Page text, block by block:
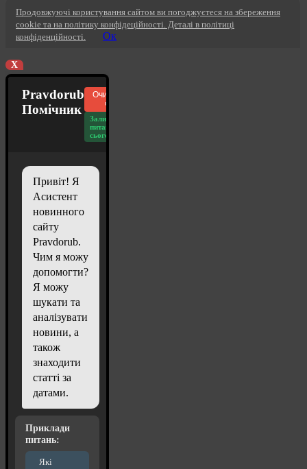
Продовжуючі користування сайтом ви погоджуєтеся на збереження
cookie та на політику конфідеційності. Деталі в політиці
конфіденційності.
Ок
X
Pravdorub
Помічник
Очистити
чат
Залишилось
питань
сьогодні: 20
Привіт! Я
Асистент
новинного
сайту
Pravdorub.
Чим я можу
допомогти?
Я можу
шукати та
аналізувати
новини, а
також
знаходити
статті за
датами.
Приклади
питань:
Які